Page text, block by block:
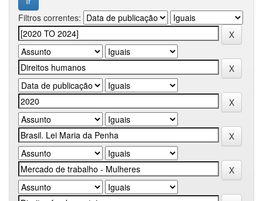
Filtros correntes: